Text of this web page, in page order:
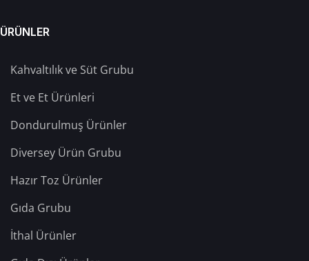
ÜRÜNLER
Kahvaltılık ve Süt Grubu
Et ve Et Ürünleri
Dondurulmuş Ürünler
Diversey Ürün Grubu
Hazır Toz Ürünler
Gıda Grubu
İthal Ürünler